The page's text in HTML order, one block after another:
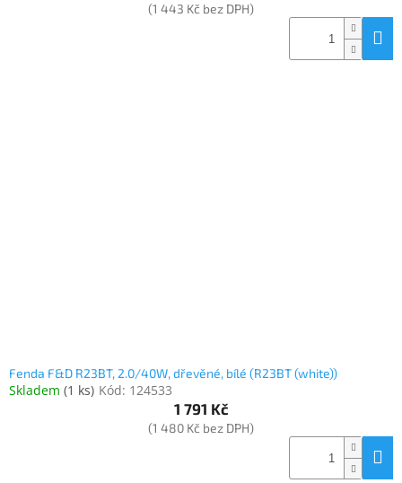
(1 443 Kč bez DPH)
Fenda F&D R23BT, 2.0/40W, dřevěné, bílé (R23BT (white))
Skladem (1 ks) Kód: 124533
1 791 Kč
(1 480 Kč bez DPH)